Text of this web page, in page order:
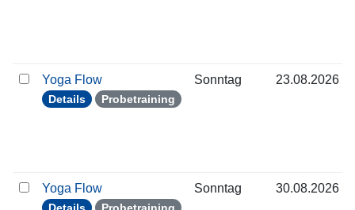
Yoga Flow
Details Probetraining
Sonntag 23.08.2026
Yoga Flow Sonntag 30.08.2026